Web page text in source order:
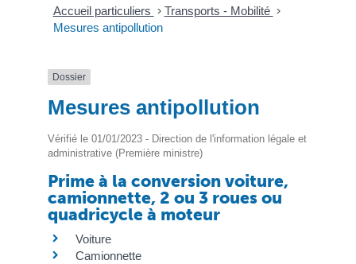
Accueil particuliers > Transports - Mobilité >
Mesures antipollution
Dossier
Mesures antipollution
Vérifié le 01/01/2023 - Direction de l'information légale et
administrative (Première ministre)
Prime à la conversion voiture,
camionnette, 2 ou 3 roues ou
quadricycle à moteur
Voiture
Camionnette